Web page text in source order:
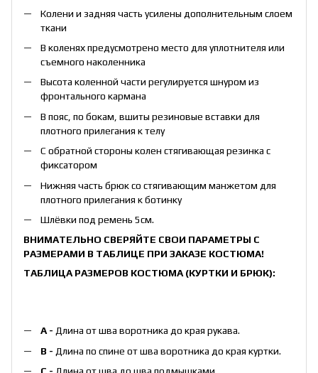
Колени и задняя часть усилены дополнительным слоем
ткани
В коленях предусмотрено место для уплотнителя или
съемного наколенника
Высота коленной части регулируется шнуром из
фронтального кармана
В пояс, по бокам, вшиты резиновые вставки для
плотного прилегания к телу
С обратной стороны колен стягивающая резинка с
фиксатором
Нижняя часть брюк со стягивающим манжетом для
плотного прилегания к ботинку
Шлёвки под ремень 5см.
ВНИМАТЕЛЬНО СВЕРЯЙТЕ СВОИ ПАРАМЕТРЫ С
РАЗМЕРАМИ В ТАБЛИЦЕ ПРИ ЗАКАЗЕ КОСТЮМА!
ТАБЛИЦА РАЗМЕРОВ КОСТЮМА (КУРТКИ И БРЮК):
А - Длина от шва воротника до края рукава.
B - Длина по спине от шва воротника до края куртки.